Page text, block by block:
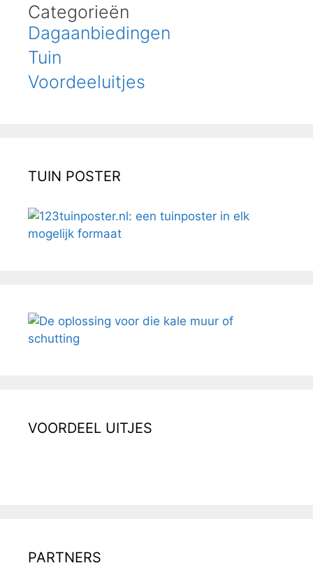
Categorieën
Dagaanbiedingen
Tuin
Voordeeluitjes
TUIN POSTER
VOORDEEL UITJES
PARTNERS